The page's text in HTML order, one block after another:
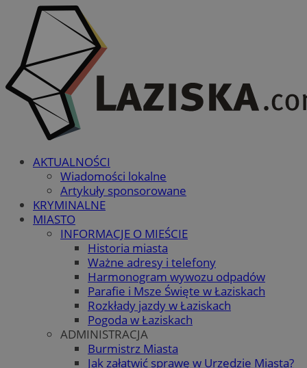
AKTUALNOŚCI
Wiadomości lokalne
Artykuły sponsorowane
KRYMINALNE
MIASTO
INFORMACJE O MIEŚCIE
Historia miasta
Ważne adresy i telefony
Harmonogram wywozu odpadów
Parafie i Msze Święte w Łaziskach
Rozkłady jazdy w Łaziskach
Pogoda w Łaziskach
ADMINISTRACJA
Burmistrz Miasta
Jak załatwić sprawę w Urzędzie Miasta?